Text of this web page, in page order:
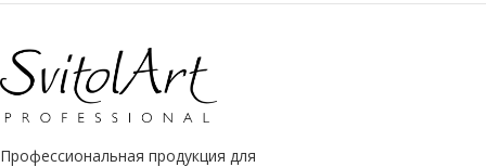
Профессиональная продукция для